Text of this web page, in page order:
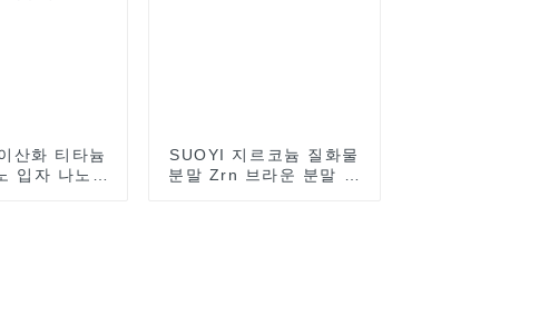
산화 티타늄
입자 나노
SUOYI 지르코늄 질화물
분말 Zrn 브라운 분말 지